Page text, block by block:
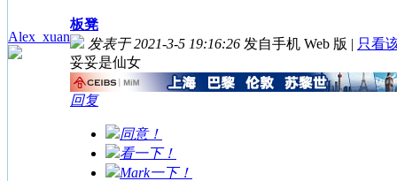
Alex_xuan
板凳
发表于 2021-3-5 19:16:26 发自手机 Web 版 | 只看
妥妥是仙女
回复
同意！
看一下！
Mark一下！